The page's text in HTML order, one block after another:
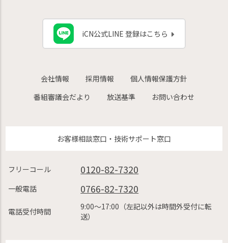
iCN公式LINE 登録はこちら
会社情報 採用情報
個人情報保護方針
番組審議会だより
放送基準 お問い合わせ
お客様相談窓口・技術サポート窓口
フリーコール 0120-82-7320
一般電話 0766-82-7320
電話受付時間
9:00〜17:00（左記以外は時間外受付に転
送）